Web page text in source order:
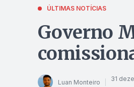
ÚLTIMAS NOTÍCIAS
Governo
Luan Monteiro 31